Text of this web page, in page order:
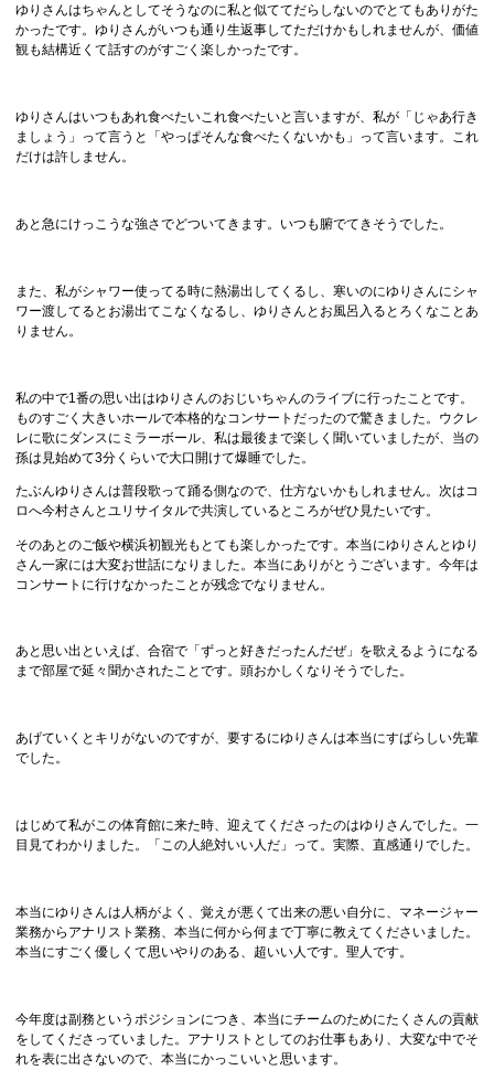
ゆりさんはちゃんとしてそうなのに私と似ててだらしないのでとてもありがた
かったです。ゆりさんがいつも通り生返事してただけかもしれませんが、価値
観も結構近くて話すのがすごく楽しかったです。
ゆりさんはいつもあれ食べたいこれ食べたいと言いますが、私が「じゃあ行き
ましょう」って言うと「やっぱそんな食べたくないかも」って言います。これ
だけは許しません。
あと急にけっこうな強さでどついてきます。いつも腑でてきそうでした。
また、私がシャワー使ってる時に熱湯出してくるし、寒いのにゆりさんにシャ
ワー渡してるとお湯出てこなくなるし、ゆりさんとお風呂入るとろくなことあ
りません。
私の中で1番の思い出はゆりさんのおじいちゃんのライブに行ったことです。
ものすごく大きいホールで本格的なコンサートだったので驚きました。ウクレ
レに歌にダンスにミラーボール、私は最後まで楽しく聞いていましたが、当の
孫は見始めて3分くらいで大口開けて爆睡でした。
たぶんゆりさんは普段歌って踊る側なので、仕方ないかもしれません。次はコ
ロへ今村さんとユリサイタルで共演しているところがぜひ見たいです。
そのあとのご飯や横浜初観光もとても楽しかったです。本当にゆりさんとゆり
さん一家には大変お世話になりました。本当にありがとうございます。今年は
コンサートに行けなかったことが残念でなりません。
あと思い出といえば、合宿で「ずっと好きだったんだぜ」を歌えるようになる
まで部屋で延々聞かされたことです。頭おかしくなりそうでした。
あげていくとキリがないのですが、要するにゆりさんは本当にすばらしい先輩
でした。
はじめて私がこの体育館に来た時、迎えてくださったのはゆりさんでした。一
目見てわかりました。「この人絶対いい人だ」って。実際、直感通りでした。
本当にゆりさんは人柄がよく、覚えが悪くて出来の悪い自分に、マネージャー
業務からアナリスト業務、本当に何から何まで丁寧に教えてくださいました。
本当にすごく優しくて思いやりのある、超いい人です。聖人です。
今年度は副務というポジションにつき、本当にチームのためにたくさんの貢献
をしてくださっていました。アナリストとしてのお仕事もあり、大変な中でそ
れを表に出さないので、本当にかっこいいと思います。